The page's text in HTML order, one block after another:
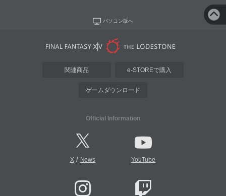
パソコン版へ
関連商品 e-STOREで購入
ゲームダウンロード
Official Information
X/ News YouTube